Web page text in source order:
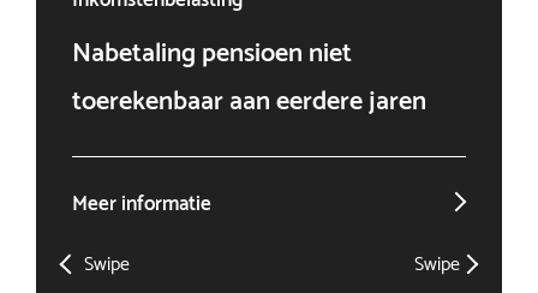
Nabetaling pensioen niet
toerekenbaar aan eerdere jaren
Meer informatie
Swipe Swipe